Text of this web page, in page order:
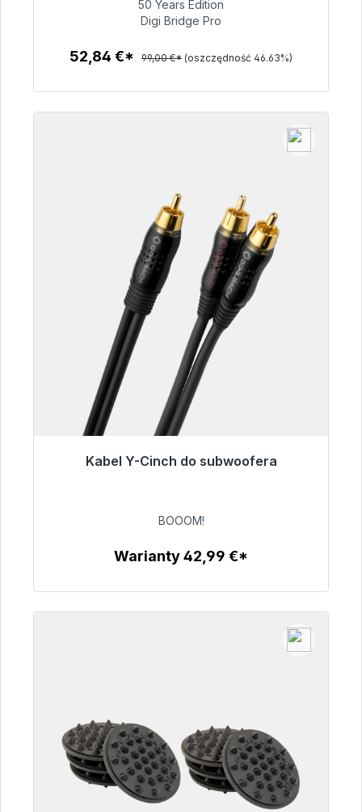
52,84 €
50 Years Edition
Digi Bridge Pro
52,84 €* 99,00 €* (oszczędność 46.63%)
Kabel Y-Cinch do subwoofera
Gotowy do natychmiastowej wysyłki, czas
53,49 €
BOOOM!
Warianty 42,99 €*